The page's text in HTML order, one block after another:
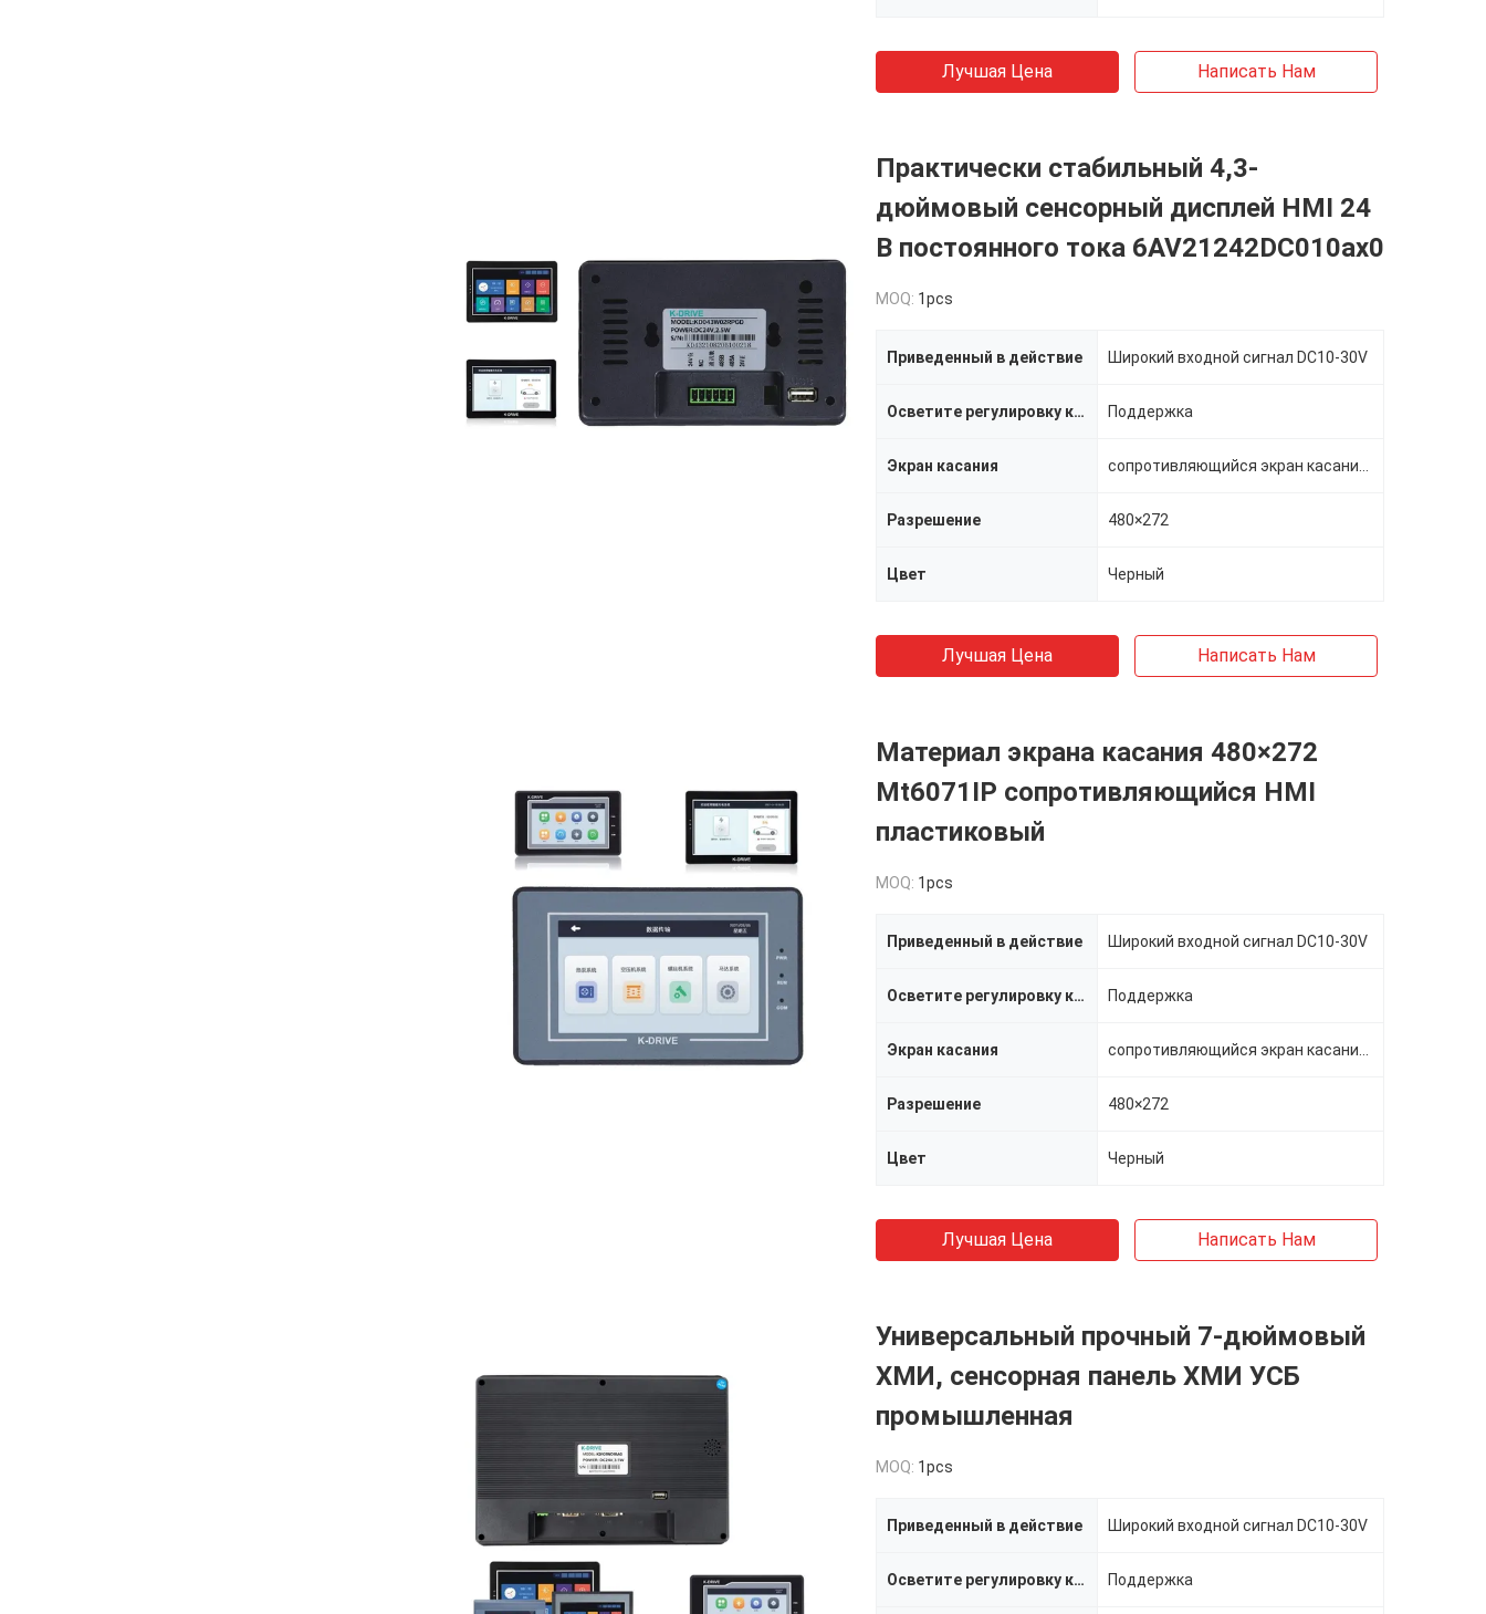
Лучшая Цена Написать Нам
Практически стабильный 4,3-
дюймовый сенсорный дисплей HMI 24
В постоянного тока 6AV21242DC010ax0
MOQ: 1pcs
Приведенный в действие Широкий входной сигнал DC10-30V
Осветите регулировку контржурным светом Поддержка
Экран касания
Разрешение 480×272
Цвет Черный
Лучшая Цена Написать Нам
Материал экрана касания 480×272
Mt6071IP сопротивляющийся HMI
пластиковый
MOQ: 1pcs
Приведенный в действие Широкий входной сигнал DC10-30V
Осветите регулировку контржурным светом Поддержка
Экран касания
Разрешение 480×272
Цвет Черный
Лучшая Цена Написать Нам
Универсальный прочный 7-дюймовый
ХМИ, сенсорная панель ХМИ УСБ
промышленная
MOQ: 1pcs
Приведенный в действие Широкий входной сигнал DC10-30V
Осветите регулировку контржурным светом Поддержка